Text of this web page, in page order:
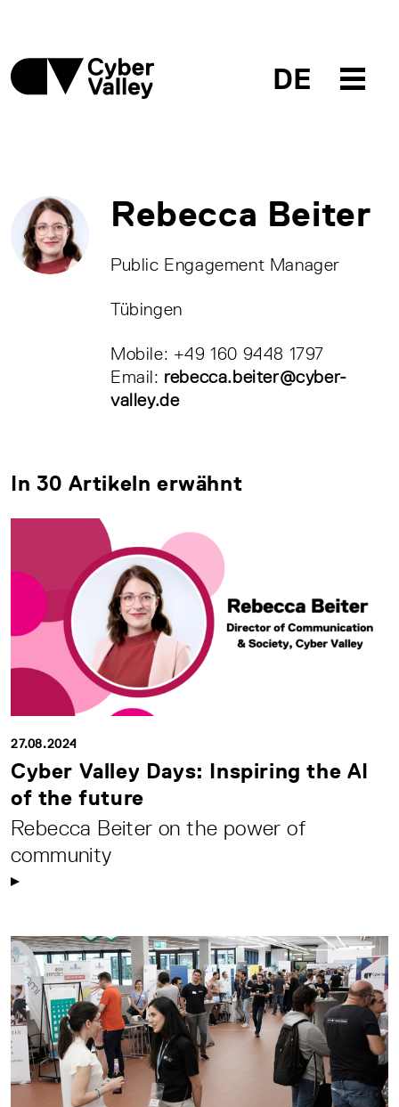
DE
Rebecca Beiter
Public Engagement Manager
Tübingen
Mobile: +49 160 9448 1797
Email: rebecca.beiter@cyber-
valley.de
In 30 Artikeln erwähnt
27.08.2024
Cyber Valley Days: Inspiring the AI
of the future
Rebecca Beiter on the power of
community